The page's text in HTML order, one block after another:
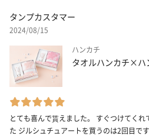
タンプカスタマー
2024/08/15
ハンカチ
タオルハンカチ×ハ
とても喜んで貰えました。 すぐつけてく
た ジルシュチュアートを買うのは2回目で